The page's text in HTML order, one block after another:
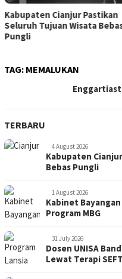
Kabupaten Cianjur Pastikan
Seluruh Tujuan Wisata
Pungli
TAG: MEMALUKAN
TERBARU
4 August 2026
Kabupaten
Bebas Pungli
1 August 2026
Kabinet
Program MBG
31 July 2026
Dosen UNISA
Lewat Terapi